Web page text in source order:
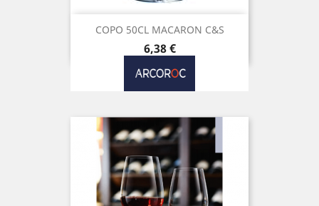
COPO 50CL MACARON C&S
Preço
6,38 €